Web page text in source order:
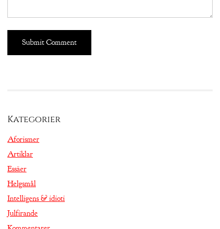
Kategorier
Aforismer
Artiklar
Essäer
Helgsmål
Intelligens & idioti
Julfirande